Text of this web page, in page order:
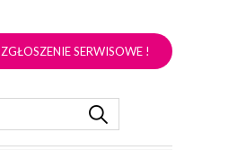
ZGŁOSZENIE SERWISOWE !